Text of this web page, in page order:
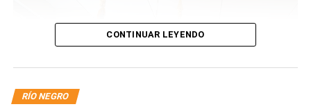
CONTINUAR LEYENDO
RÍO NEGRO